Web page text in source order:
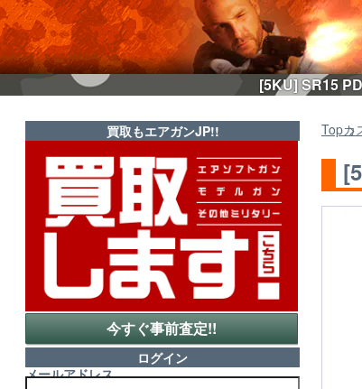
[5KU] SR15
Topカ
買取もエアガンJP!!
今すぐ事前査定!!
ログイン
メールアドレス